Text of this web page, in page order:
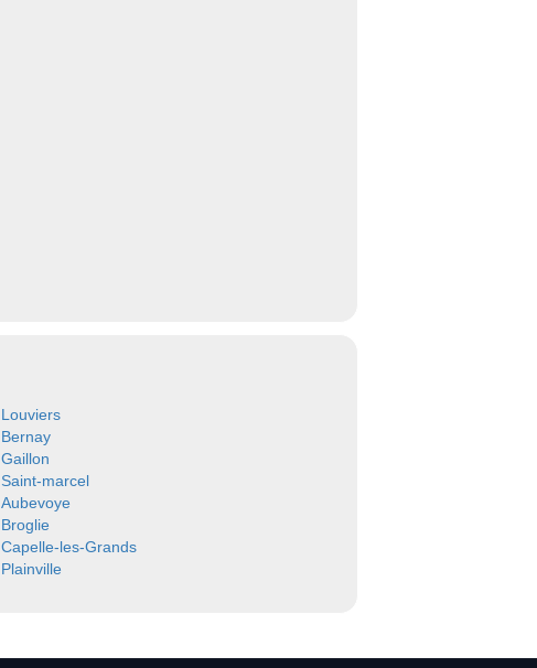
Louviers
Bernay
Gaillon
Saint-marcel
Aubevoye
Broglie
Capelle-les-Grands
Plainville